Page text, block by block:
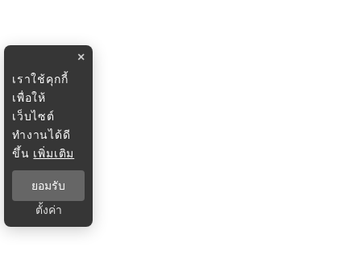
×
เราใช้คุกกี้
เพื่อให้
เว็บไซต์
ทำงานได้ดี
ขึ้น เพิ่มเติม
ยอมรับ
ตั้งค่า